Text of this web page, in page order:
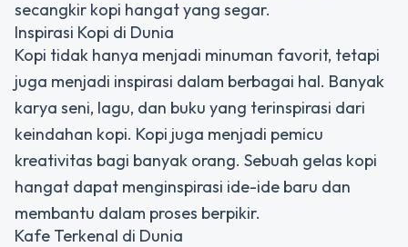
secangkir kopi hangat yang segar.
Inspirasi Kopi di Dunia
Kopi tidak hanya menjadi minuman favorit, tetapi
juga menjadi inspirasi dalam berbagai hal. Banyak
karya seni, lagu, dan buku yang terinspirasi dari
keindahan kopi. Kopi juga menjadi pemicu
kreativitas bagi banyak orang. Sebuah gelas kopi
hangat dapat menginspirasi ide-ide baru dan
membantu dalam proses berpikir.
Kafe Terkenal di Dunia